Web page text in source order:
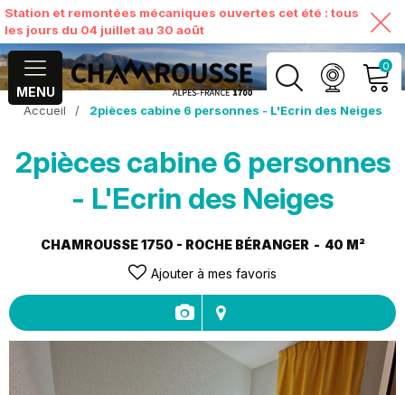
Station et remontées mécaniques ouvertes cet été : tous
les jours du 04 juillet au 30 août
MENU
0
MON COMPTE
VOIR MON PANIER
Accueil / 2pièces cabine 6 personnes - L'Ecrin des Neiges
2pièces cabine 6 personnes
- L'Ecrin des Neiges
CHAMROUSSE 1750 - ROCHE BÉRANGER 40 M²
Ajouter à mes favoris